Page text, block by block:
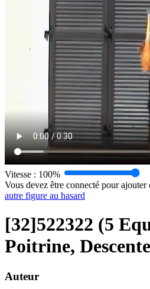
Vitesse : 100%
Vous devez être connecté pour
autre figure au hasard
[32]522322 (5
Poitrine,
Auteur